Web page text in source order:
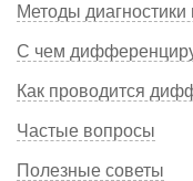
Методы диагностики
С чем
Как проводится
Частые вопросы
Полезные советы